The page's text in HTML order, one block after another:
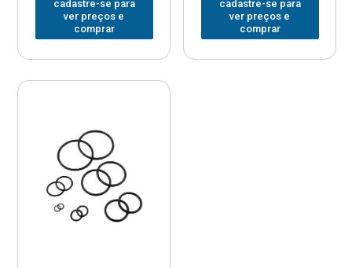
cadastre-se para
ver preços e
comprar
cadastre-se para
ver preços e
comprar